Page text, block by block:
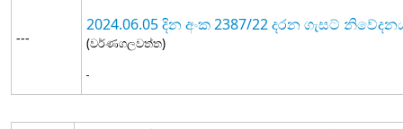
---
2024.06.05 දින අංක 2387/22 දරන ගැසට්
(වර්ණගලවත්ත)